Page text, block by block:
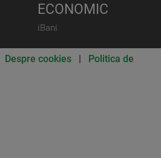
ECONOMIC
iBani
Despre cookies | Politica de